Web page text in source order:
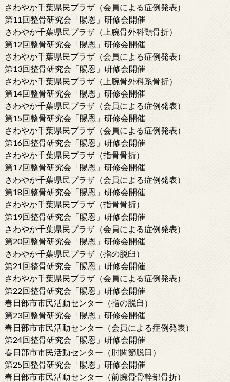
さわやか千葉県民プラザ（会員による症例発表）
第11回整骨研究会「賜恩」研修会開催
さわやか千葉県民プラザ（上腕骨外科頸骨折）
第12回整骨研究会「賜恩」研修会開催
さわやか千葉県民プラザ（会員による症例発表）
第13回整骨研究会「賜恩」研修会開催
さわやか千葉県民プラザ（上腕骨外科系骨折）
第14回整骨研究会「賜恩」研修会開催
さわやか千葉県民プラザ（会員による症例発表）
第15回整骨研究会「賜恩」研修会開催
さわやか千葉県民プラザ（会員による症例発表）
第16回整骨研究会「賜恩」研修会開催
さわやか千葉県民プラザ（指骨骨折）
第17回整骨研究会「賜恩」研修会開催
さわやか千葉県民プラザ（会員による症例発表）
第18回整骨研究会「賜恩」研修会開催
さわやか千葉県民プラザ（指骨骨折）
第19回整骨研究会「賜恩」研修会開催
さわやか千葉県民プラザ（会員による症例発表）
第20回整骨研究会「賜恩」研修会開催
さわやか千葉県民プラザ（指の脱臼）
第21回整骨研究会「賜恩」研修会開催
さわやか千葉県民プラザ（会員による症例発表）
第22回整骨研究会「賜恩」研修会開催
春日部市市民活動センター（指の脱臼）
第23回整骨研究会「賜恩」研修会開催
春日部市市民活動センター（会員による症例発表）
第24回整骨研究会「賜恩」研修会開催
春日部市市民活動センター（肘関節脱臼）
第25回整骨研究会「賜恩」研修会開催
春日部市市民活動センター（前腕骨骨幹部骨折）